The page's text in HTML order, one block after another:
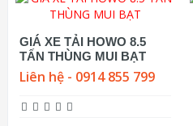
GIÁ XE TẢI HOWO 8.5
TẤN THÙNG MUI BẠT
Liên hệ - 0914 855 799